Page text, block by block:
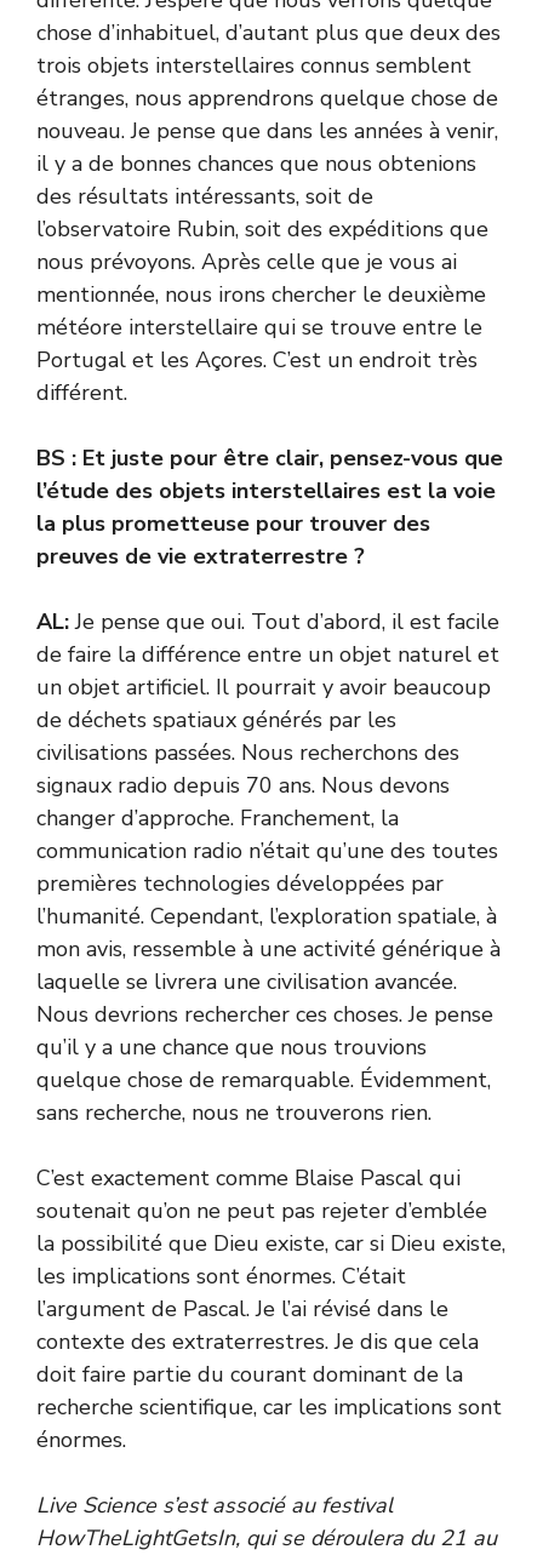
chose d’inhabituel, d’autant plus que deux des
trois objets interstellaires connus semblent
étranges, nous apprendrons quelque chose de
nouveau. Je pense que dans les années à venir,
il y a de bonnes chances que nous obtenions
des résultats intéressants, soit de
l’observatoire Rubin, soit des expéditions que
nous prévoyons. Après celle que je vous ai
mentionnée, nous irons chercher le deuxième
météore interstellaire qui se trouve entre le
Portugal et les Açores. C’est un endroit très
différent.
BS : Et juste pour être clair, pensez-vous que
l’étude des objets interstellaires est la voie
la plus prometteuse pour trouver des
preuves de vie extraterrestre ?
AL:Je pense que oui. Tout d’abord, il est facile
de faire la différence entre un objet naturel et
un objet artificiel. Il pourrait y avoir beaucoup
de déchets spatiaux générés par les
civilisations passées. Nous recherchons des
signaux radio depuis 70 ans. Nous devons
changer d’approche. Franchement, la
communication radio n’était qu’une des toutes
premières technologies développées par
l’humanité. Cependant, l’exploration spatiale, à
mon avis, ressemble à une activité générique à
laquelle se livrera une civilisation avancée.
Nous devrions rechercher ces choses. Je pense
qu’il y a une chance que nous trouvions
quelque chose de remarquable. Évidemment,
sans recherche, nous ne trouverons rien.
C’est exactement comme Blaise Pascal qui
soutenait qu’on ne peut pas rejeter d’emblée
la possibilité que Dieu existe, car si Dieu existe,
les implications sont énormes. C’était
l’argument de Pascal. Je l’ai révisé dans le
contexte des extraterrestres. Je dis que cela
doit faire partie du courant dominant de la
recherche scientifique, car les implications sont
énormes.
Live Science s’est associé au festival
HowTheLightGetsIn, qui se déroulera du 21 au